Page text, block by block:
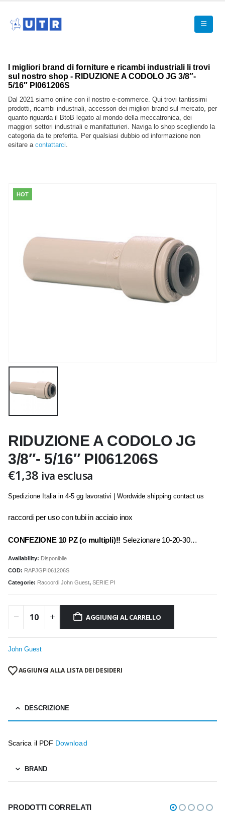
I migliori brand di forniture e ricambi industriali li trovi
sul nostro shop - RIDUZIONE A CODOLO JG 3/8″-
5/16″ PI061206S
Dal 2021 siamo online con il nostro e-commerce. Qui trovi tantissimi
prodotti, ricambi industriali, accessori dei migliori brand sul mercato, per
quanto riguarda il BtoB legato al mondo della meccatronica, dei
maggiori settori industriali e manifatturieri. Naviga lo shop scegliendo la
categoria da te preferita. Per qualsiasi dubbio od informazione non
esitare a contattarci.
HOT
RIDUZIONE A CODOLO JG
3/8″- 5/16″ PI061206S
€1,38 iva esclusa
Spedizione Italia in 4-5 gg lavorativi | Wordwide shipping contact us
raccordi per uso con tubi in acciaio inox
CONFEZIONE 10 PZ (o multipli)!! Selezionare 10-20-30…
Availability: Disponibile
COD: RAPJGPI061206S
Categorie: Raccordi John Guest, SERIE PI
AGGIUNGI AL CARRELLO
John Guest
AGGIUNGI ALLA LISTA DEI DESIDERI
DESCRIZIONE
Scarica il PDF Download
BRAND
PRODOTTI CORRELATI